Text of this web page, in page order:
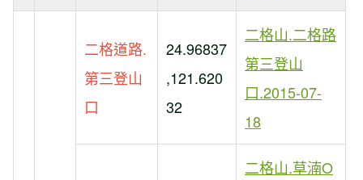
二格道路.
第三登山
口
24.96837
,121.620
32
二格山.二格路
第三登山
口.2015-07-
18
二格山.草湳O